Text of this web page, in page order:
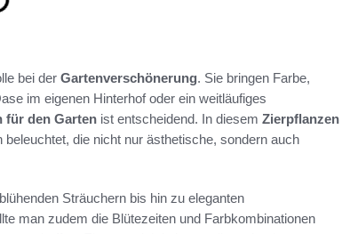
bei der Gartenverschönerung. Sie bringen Farbe,
im eigenen Hinterhof oder ein weitläufiges
für den Garten ist entscheidend. In diesem Zierpflanzen
die nicht nur ästhetische, sondern auch
Sträuchern bis hin zu eleganten
man zudem die Blütezeiten und Farbkombinationen